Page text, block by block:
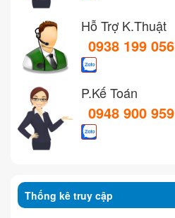
Hỗ Trợ K.Thuật
0938 199 056
P.Kế Toán
0948 900 959
Thống kê truy cập